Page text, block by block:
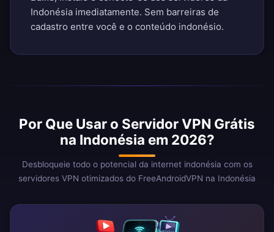
Indonésia imediatamente. Sem barreiras de
cadastro entre você e o conteúdo indonésio.
Por Que Usar o Servidor VPN Grátis
na Indonésia em 2026?
Desbloqueie todo o potencial da internet indonésia com os
servidores VPN otimizados do FreeAndroidVPN na Indonésia